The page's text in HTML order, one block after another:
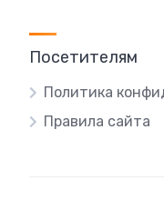
Посетителям
Политика
Правила сайта